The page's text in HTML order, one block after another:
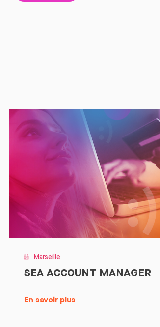
Marseille
SEA ACCOUNT MANAGER
En savoir plus